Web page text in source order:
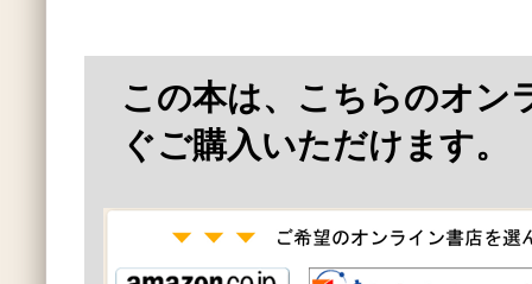
この本は、こちらのオン
ぐご購入いただけます。